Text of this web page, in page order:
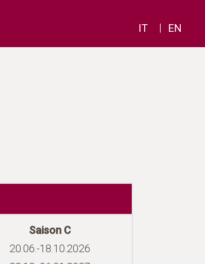
IT | EN
Saison C
20.06.-18.10.2026